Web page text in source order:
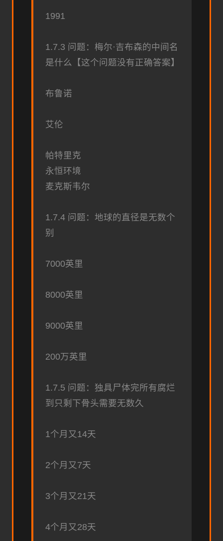
1991
1.7.3 问题：梅尔·吉布森的中间名
是什么【这个问题没有正确答案】
布鲁诺
艾伦
帕特里克
永恒环境
麦克斯韦尔
1.7.4 问题：地球的直径是无数个
别
7000英里
8000英里
9000英里
200万英里
1.7.5 问题：独具尸体完所有腐烂
到只剩下骨头需要无数久
1个月又14天
2个月又7天
3个月又21天
4个月又28天